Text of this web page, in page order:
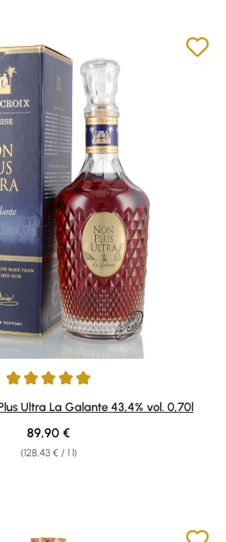
out of 5 stars
Ultra La Galante 43,4% vol. 0,70l
(128,43 € / 1 l)
Regular price:
89,90 €